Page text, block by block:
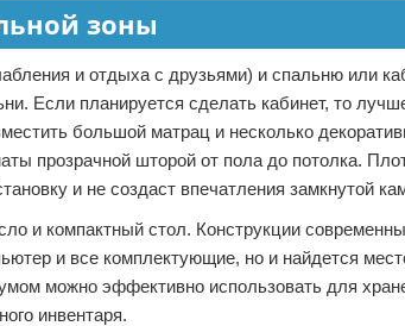
зоны
и отдыха с друзьями) и спальню или
Если планируется сделать кабинет, то
большой матрац и несколько
прозрачной шторой от пола до потолка.
и не создаст впечатления замкнутой
и компактный стол. Конструкции
и все комплектующие, но и найдется
можно эффективно использовать для
инвентаря.